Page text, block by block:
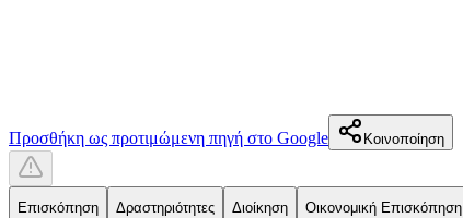
Προσθήκη ως προτιμώμενη πηγή στο Google Κοινοποίηση
Επισκόπηση Δραστηριότητες Διοίκηση Οικονομική Επισκόπηση